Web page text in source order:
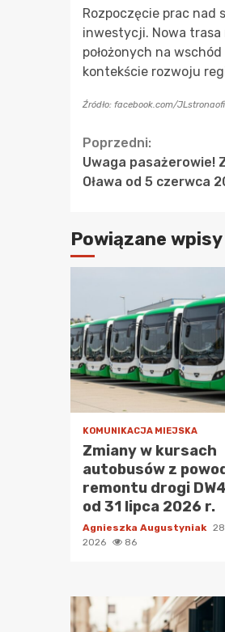
Rozpoczęcie prac
inwestycji. Nowa trasa
położonych na
kontekście rozwoju
Źródło: facebook.com/
Continue
Reading
Poprzedni:
Uwaga pasażerowie!
Oława od 5 czerwca
Powiązane wpisy
KOMUNIKACJA MIEJSKA
Zmiany w kursach
autobusów z
remontu drogi
od 31 lipca 2026 r.
Agnieszka Augustyniak
2026
86